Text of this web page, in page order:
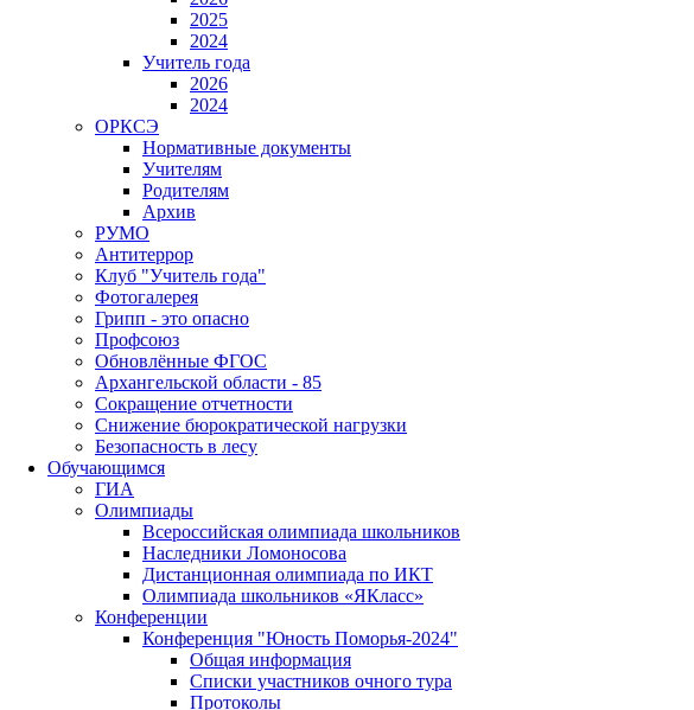
2025
2024
Учитель года
2026
2024
ОРКСЭ
Нормативные документы
Учителям
Родителям
Архив
РУМО
Антитеррор
Клуб "Учитель года"
Фотогалерея
Грипп - это опасно
Профсоюз
Обновлённые ФГОС
Архангельской области - 85
Сокращение отчетности
Снижение бюрократической нагрузки
Безопасность в лесу
Обучающимся
ГИА
Олимпиады
Всероссийская олимпиада школьников
Наследники Ломоносова
Дистанционная олимпиада по ИКТ
Олимпиада школьников «ЯКласс»
Конференции
Конференция "Юность Поморья-2024"
Общая информация
Списки участников очного тура
Протоколы